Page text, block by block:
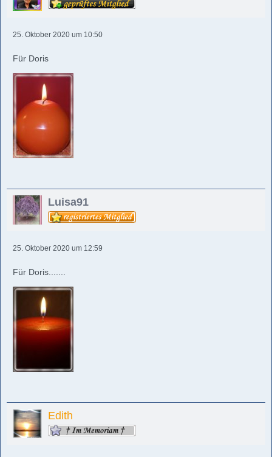
25. Oktober 2020 um 10:50
Für Doris
Luisa91
25. Oktober 2020 um 12:59
Für Doris.......
Edith